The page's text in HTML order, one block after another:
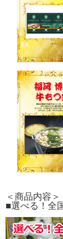
＜商品内容＞
■選べる！全